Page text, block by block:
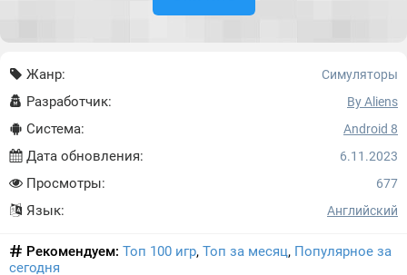
Жанр: Симуляторы
Разработчик: By Aliens
Система: Android 8
Дата обновления: 6.11.2023
Просмотры: 677
Язык: Английский
Рекомендуем: Топ 100 игр, Топ за месяц, Популярное за
сегодня